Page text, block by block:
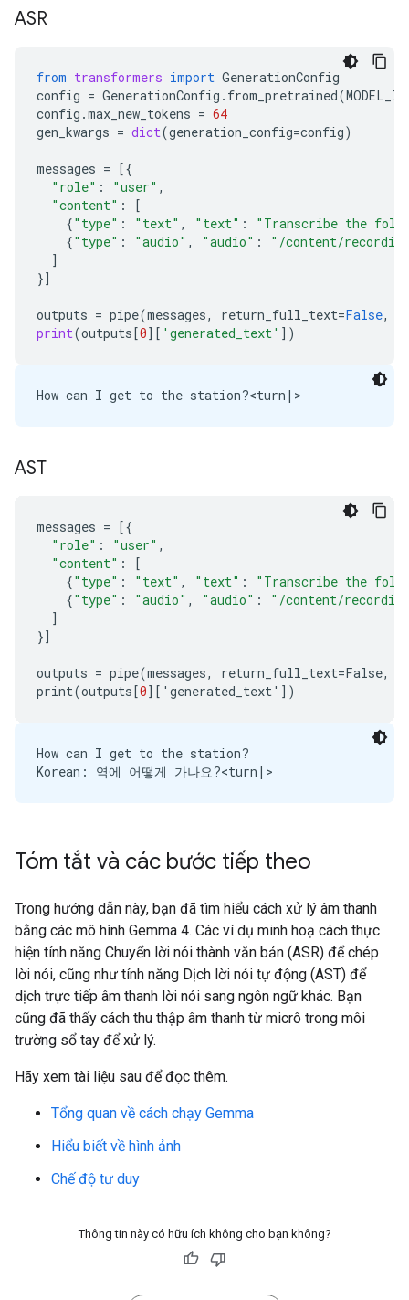
Stream #0:0(eng): Audio: opus, 48000 Hz, mono,
Stream mapping:
Output #0, wav, to '/content/recording.wav':
  Metadata:
    ISFT            : Lavf58.76.100
Stream #0:0(eng): Audio: pcm_s16le
      encoder         : Lavc58.134.100 pcm_s16le
size=     287kB time=00:00:02.99 bitrate=
ASR
from transformers import GenerationConfig
config = GenerationConfig . from_pretrained(MODEL_ID
config .max_new_tokens = 64
gen_kwargs = dict(generation_config=config)
messages = [{
"role" : "user" ,
"content" :
[
{"type" : "text" , "text" :
"Transcribe the
{"type" : "audio" , "audio" :
"/content/
]
}]
outputs = pipe(messages, return_full_text=False,
print(outputs[0][ 'generated_text' ])
AST
messages = [{
"role" : "user" ,
"content" :
[
{"type" : "text" , "text" :
"Transcribe the
{"type" : "audio" , "audio" :
"/content/
]
}]
outputs = pipe(messages, return_full_text=False,
print(outputs[0][ ' generated_text' ])
How can I get to the station?
Tóm tắt và các bước tiếp theo
Trong hướng dẫn này, bạn đã tìm hiểu cách xử lý âm thanh
bằng các mô hình Gemma 4. Các ví dụ minh hoạ cách thực
hiện tính năng Chuyển lời nói thành văn bản (ASR) để chép
lời nói, cũng như tính năng Dịch lời nói tự động (AST) để
dịch trực tiếp âm thanh lời nói sang ngôn ngữ khác. Bạn
cũng đã thấy cách thu thập âm thanh từ micrô trong môi
trường sổ tay để xử lý.
Hãy xem tài liệu sau để đọc thêm.
Tổng quan về cách chạy Gemma
Hiểu biết về hình ảnh
Chế độ tư duy
Thông tin này có hữu ích không cho bạn không?